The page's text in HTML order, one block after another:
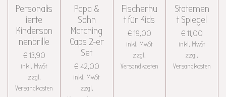
Personalis
ierte
Kinderson
nenbrille
€ 13,90
inkl. MwSt
zzgl.
Versandkosten
Papa &
Sohn
Matching
Caps 2-er
Set
€ 42,00
inkl. MwSt
zzgl.
Fischerhu
t für Kids
€ 19,00
inkl. MwSt
zzgl.
Versandkosten
Statemen
t Spiegel
€ 11,00
inkl. MwSt
zzgl.
Versandkosten